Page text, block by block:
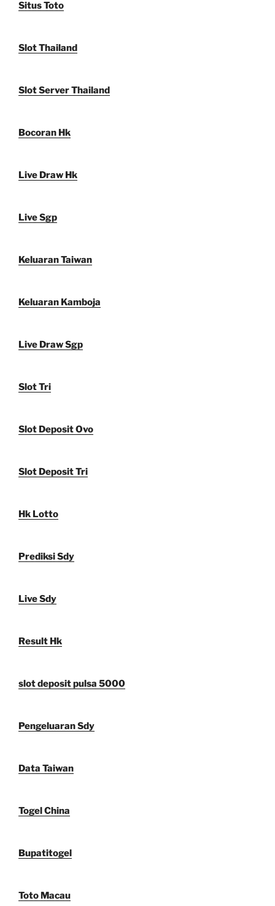
Situs Toto
Slot Thailand
Slot Server Thailand
Bocoran Hk
Live Draw Hk
Live Sgp
Keluaran Taiwan
Keluaran Kamboja
Live Draw Sgp
Slot Tri
Slot Deposit Ovo
Slot Deposit Tri
Hk Lotto
Prediksi Sdy
Live Sdy
Result Hk
slot deposit pulsa 5000
Pengeluaran Sdy
Data Taiwan
Togel China
Bupatitogel
Toto Macau